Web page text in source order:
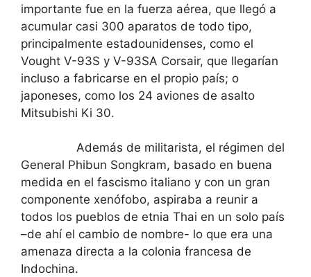
importante fue en la fuerza aérea, que llegó a
acumular casi 300 aparatos de todo tipo,
principalmente estadounidenses, como el
Vought V-93S y V-93SA Corsair, que llegarían
incluso a fabricarse en el propio país; o
japoneses, como los 24 aviones de asalto
Mitsubishi Ki 30.
Además de militarista, el régimen del
General Phibun Songkram, basado en buena
medida en el fascismo italiano y con un gran
componente xenófobo, aspiraba a reunir a
todos los pueblos de etnia Thai en un solo país
–de ahí el cambio de nombre- lo que era una
amenaza directa a la colonia francesa de
Indochina.